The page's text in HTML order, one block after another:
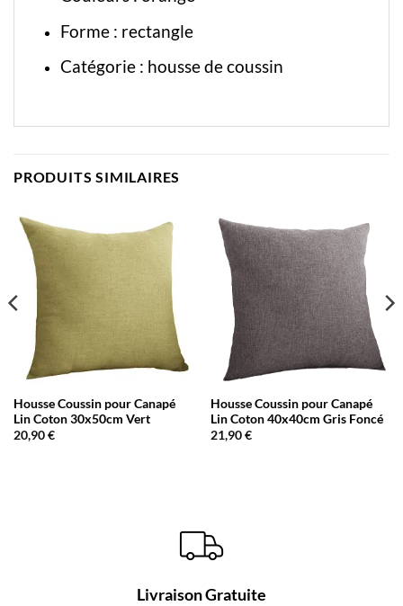
Forme : rectangle
Catégorie : housse de coussin
PRODUITS SIMILAIRES
Housse Coussin pour Canapé
Lin Coton 30x50cm Vert
20,90€
Housse Coussin pour Canapé
Lin Coton 40x40cm Gris Foncé
21,90€
Livraison Gratuite